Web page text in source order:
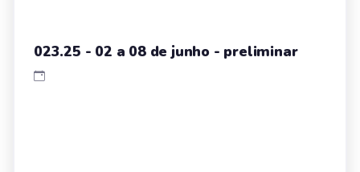
023.25 - 02 a 08 de junho - preliminar